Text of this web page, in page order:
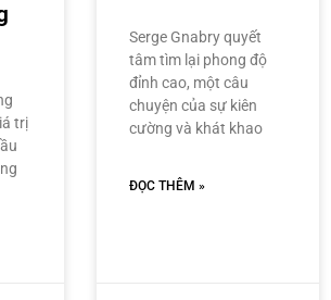
trị
Serge Gnabry quyết
tâm tìm lại phong độ
đỉnh cao, một câu
chuyện của sự kiên
cường và khát khao
ĐỌC THÊM »